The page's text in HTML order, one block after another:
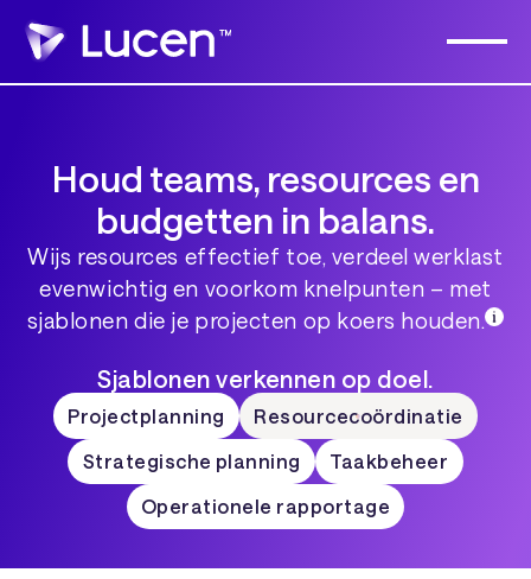
Houd teams, resources en
budgetten in balans.
Wijs resources effectief toe, verdeel werklast
evenwichtig en voorkom knelpunten – met
sjablonen die je projecten op koers houden.
Sjablonen verkennen op doel.
Projectplanning Resourcecoördinatie
Strategische planning Taakbeheer
Operationele rapportage